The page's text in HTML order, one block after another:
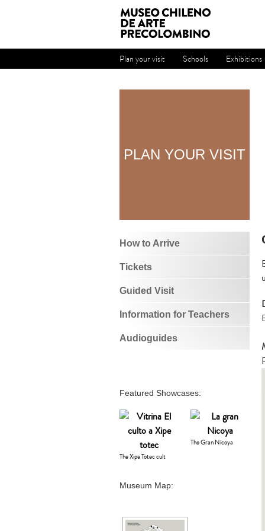
Plan your visit Schools Exhibitions
PLAN YOUR VISIT
How to Arrive
Tickets
Guided Visit
Information for Teachers
Audioguides
Featured Showcases:
The Xipe Totec cult
The Gran Nicoya
Museum Map: